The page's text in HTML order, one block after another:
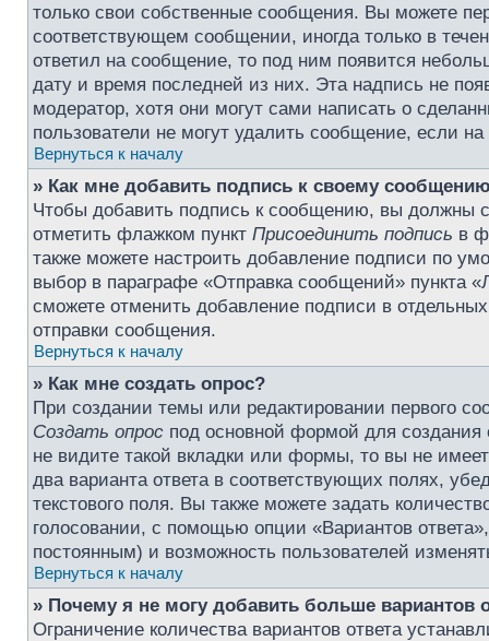
только свои собственные сообщения. Вы можете
соответствующем сообщении, иногда только в
ответил на сообщение, то под ним появится
дату и время последней из них. Эта надпись не
модератор, хотя они могут сами написать о
пользователи не могут удалить сообщение, если на
Вернуться к началу
» Как мне добавить подпись к своему
Чтобы добавить подпись к сообщению, вы должны
отметить флажком пункт Присоединить подпись в
также можете настроить добавление подписи по
выбор в параграфе «Отправка сообщений» пункта
сможете отменить добавление подписи в
отправки сообщения.
Вернуться к началу
» Как мне создать опрос?
При создании темы или редактировании первого
Создать опрос под основной формой для
не видите такой вкладки или формы, то вы не
два варианта ответа в соответствующих полях,
текстового поля. Вы также можете задать
голосовании, с помощью опции «Вариантов
постоянным) и возможность пользователей
Вернуться к началу
» Почему я не могу добавить больше вариантов
Ограничение количества вариантов ответа